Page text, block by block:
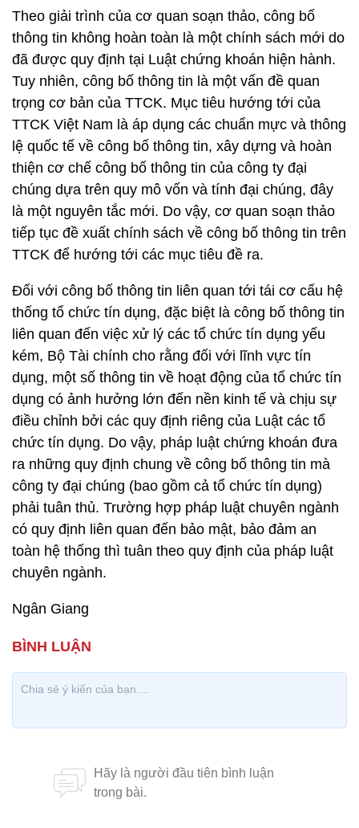
Theo giải trình của cơ quan soạn thảo, công bố
thông tin không hoàn toàn là một chính sách mới do
đã được quy định tại Luật chứng khoán hiện hành.
Tuy nhiên, công bố thông tin là một vấn đề quan
trọng cơ bản của TTCK. Mục tiêu hướng tới của
TTCK Việt Nam là áp dụng các chuẩn mực và thông
lệ quốc tế về công bố thông tin, xây dựng và hoàn
thiện cơ chế công bố thông tin của công ty đại
chúng dựa trên quy mô vốn và tính đại chúng, đây
là một nguyên tắc mới. Do vậy, cơ quan soạn thảo
tiếp tục đề xuất chính sách về công bố thông tin trên
TTCK để hướng tới các mục tiêu đề ra.
Đối với công bố thông tin liên quan tới tái cơ cấu hệ
thống tổ chức tín dụng, đặc biệt là công bố thông tin
liên quan đến việc xử lý các tổ chức tín dụng yếu
kém, Bộ Tài chính cho rằng đối với lĩnh vực tín
dụng, một số thông tin về hoạt động của tổ chức tín
dụng có ảnh hưởng lớn đến nền kinh tế và chịu sự
điều chỉnh bởi các quy định riêng của Luật các tổ
chức tín dụng. Do vậy, pháp luật chứng khoán đưa
ra những quy định chung về công bố thông tin mà
công ty đại chúng (bao gồm cả tổ chức tín dụng)
phải tuân thủ. Trường hợp pháp luật chuyên ngành
có quy định liên quan đến bảo mật, bảo đảm an
toàn hệ thống thì tuân theo quy định của pháp luật
chuyên ngành.
Ngân Giang